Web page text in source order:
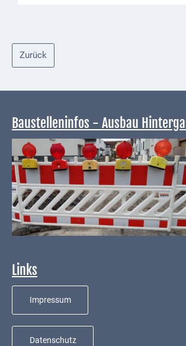
Zurück
Baustelleninfos - Ausbau
Links
Impressum
Datenschutz